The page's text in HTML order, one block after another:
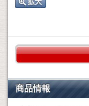
商品情報